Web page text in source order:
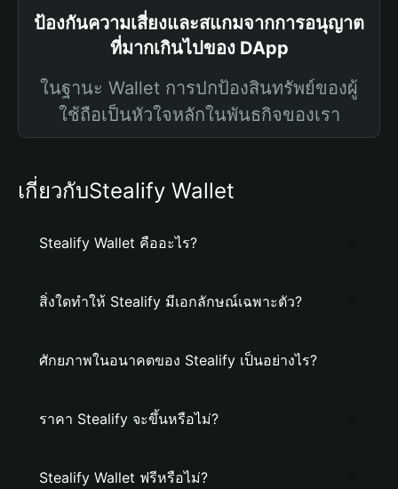
ป้องกันความเสี่ยงและสแกมจากการอนุญาต
ที่มากเกินไปของ DApp
ในฐานะ Wallet การปกป้องสินทรัพย์ของผู้
ใช้ถือเป็นหัวใจหลักในพันธกิจของเรา
เกี่ยวกับStealify Wallet
Stealify Wallet คืออะไร?
สิ่งใดทำให้ Stealify มีเอกลักษณ์เฉพาะตัว?
ศักยภาพในอนาคตของ Stealify เป็นอย่างไร?
ราคา Stealify จะขึ้นหรือไม่?
Stealify Wallet ฟรีหรือไม่?